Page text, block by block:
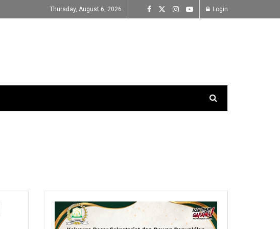
Thursday, August 6, 2026 Login